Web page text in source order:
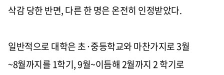
삭감 당한 반면,다른 한 명은 온전히 인정받았다.
일반적으로 대학은 초·중등학교와 마찬가지로3월
~8월까지를1학기, 9월~이듬해2월까지2학기로